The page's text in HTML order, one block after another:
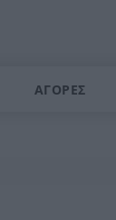
ΑΓΟΡΕΣ